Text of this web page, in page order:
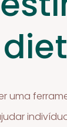
uma